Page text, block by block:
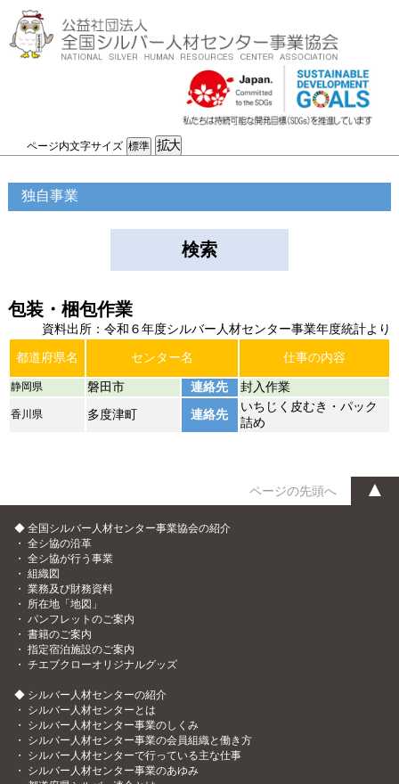
ページ内文字サイズ
独自事業
検索
包装・梱包作業
資料出所：令和６年度シルバー人材センター事業年度統計より
都道府県名 センター名 仕事の内容
静岡県 磐田市 連絡先 封入作業
香川県 多度津町 連絡先
いちじく皮むき・パック
詰め
ページの先頭へ ▲
◆ 全国シルバー人材センター事業協会の紹介
・全シ協の沿革
・全シ協が行う事業
・組織図
・業務及び財務資料
・ 所在地「地図」
・ パンフレットのご案内
・書籍のご案内
・指定宿泊施設のご案内
・チエブクローオリジナルグッズ
◆ シルバー人材センターの紹介
・ シルバー人材センターとは
・ シルバー人材センター事業のしくみ
・ シルバー人材センター事業の会員組織と働き方
・ シルバー人材センターで行っている主な仕事
・ シルバー人材センター事業のあゆみ